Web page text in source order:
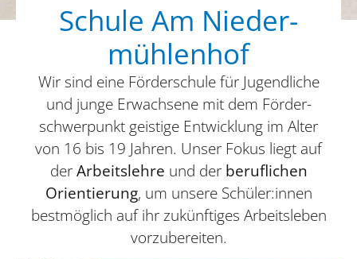
Schule Am Nieder­
mühle­nhof
Wir sind eine Förder­schule für Jugend­li­che
und junge Erwach­sene mit dem Förder­
schwer­punkt geis­tige Entwick­lung im Alter
von 16 bis 19 Jahren. Unser Fokus liegt auf
derArbeits­lehre und der beruf­li­chen
Orien­tie­rung, um unsere Schüler:innen
best­mög­lich auf ihr zukünf­ti­ges Arbeits­le­ben
vorzu­be­rei­ten.